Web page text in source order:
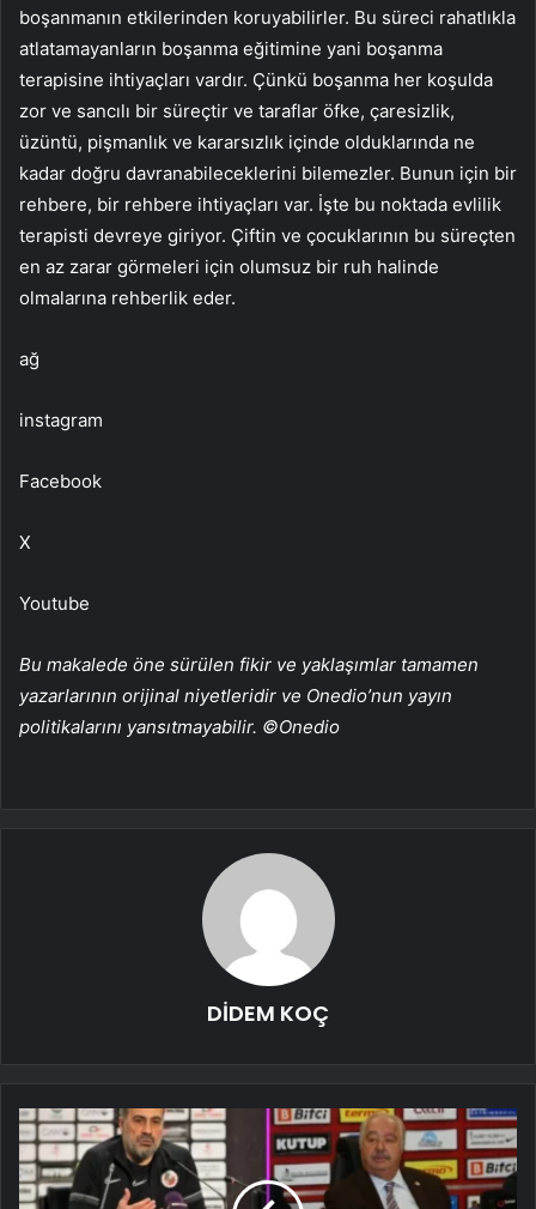
boşanmanın etkilerinden koruyabilirler. Bu süreci rahatlıkla
atlatamayanların boşanma eğitimine yani boşanma
terapisine ihtiyaçları vardır. Çünkü boşanma her koşulda
zor ve sancılı bir süreçtir ve taraflar öfke, çaresizlik,
üzüntü, pişmanlık ve kararsızlık içinde olduklarında ne
kadar doğru davranabileceklerini bilemezler. Bunun için bir
rehbere, bir rehbere ihtiyaçları var. İşte bu noktada evlilik
terapisti devreye giriyor. Çiftin ve çocuklarının bu süreçten
en az zarar görmeleri için olumsuz bir ruh halinde
olmalarına rehberlik eder.
ağ
instagram
Facebook
X
Youtube
Bu makalede öne sürülen fikir ve yaklaşımlar tamamen
yazarlarının orijinal niyetleridir ve Onedio’nun yayın
politikalarını yansıtmayabilir. ©Onedio
DİDEM KOÇ